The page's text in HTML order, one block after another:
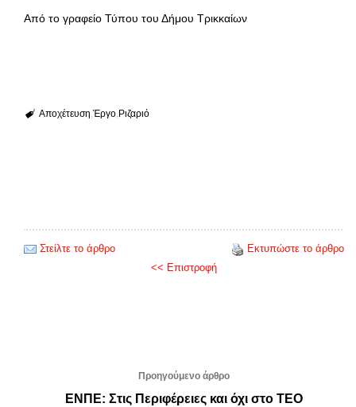
Από το γραφείο Τύπου του Δήμου Τρικκαίων
Αποχέτευση Έργο Ριζαριό
Στείλτε το άρθρο
Εκτυπώστε το άρθρο
<< Επιστροφή
Προηγούμενο άρθρο
ΕΝΠΕ: Στις Περιφέρειες και όχι στο ΤΕΟ